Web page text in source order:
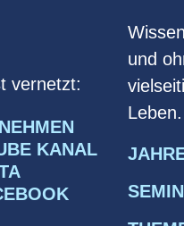
vernetzt:
KANAL
und
Leben.